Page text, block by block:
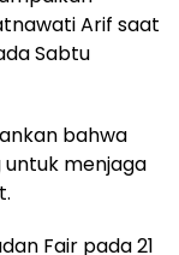
Arif saat
Sabtu
bahwa
menjaga
Fair pada 21